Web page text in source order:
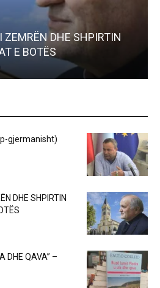
ZEMRËN DHE SHPIRTIN
E BOTËS
gjermanisht)
DHE SHPIRTIN
DHE QAVA” –